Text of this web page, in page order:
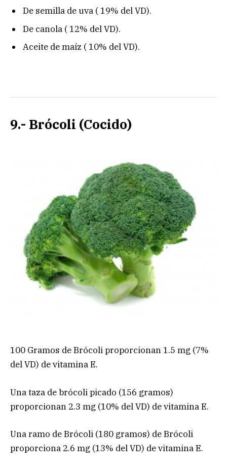
De semilla de uva ( 19% del VD).
De canola ( 12% del VD).
Aceite de maíz ( 10% del VD).
9.- Brócoli (Cocido)
100 Gramos de Brócoli proporcionan 1.5 mg (7%
del VD) de vitamina E.
Una taza de brócoli picado (156 gramos)
proporcionan 2.3 mg (10% del VD) de vitamina E.
Una ramo de Brócoli (180 gramos) de Brócoli
proporciona 2.6 mg (13% del VD) de vitamina E.